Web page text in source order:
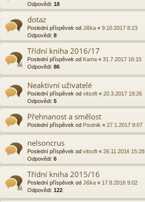
Odpovědi: 18
dotaz
Poslední příspěvek od Jiška « 9.10.2017 8:23
Odpovědi: 8
Třídní kniha 2016/17
Poslední příspěvek od Kama « 31.7.2017 16:15
Odpovědi: 86
Neaktivní uživatelé
Poslední příspěvek od vitsoft « 20.3.2017 19:26
Odpovědi: 5
Přehnanost a smělost
Poslední příspěvek od Poutnik « 27.1.2017 9:07
nelsoncrus
Poslední příspěvek od vitsoft « 26.11.2016 15:28
Odpovědi: 6
Třídní kniha 2015/16
Poslední příspěvek od Jiška « 17.8.2016 9:02
Odpovědi: 122